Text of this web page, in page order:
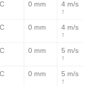
0 mm
4 m/s
↑
0 mm
4 m/s
↑
0 mm
5 m/s
↑
0 mm
5 m/s
↑